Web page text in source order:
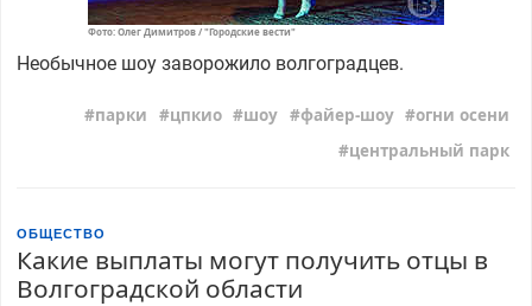
Фото: Олег Димитров / "Городские вести"
Необычное шоу заворожило волгоградцев.
парки цпкио шоу файер-шоу
огни осени
центральный парк
ОБЩЕСТВО
Какие выплаты могут получить отцы в
Волгоградской области